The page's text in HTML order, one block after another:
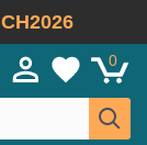
CH2026
0